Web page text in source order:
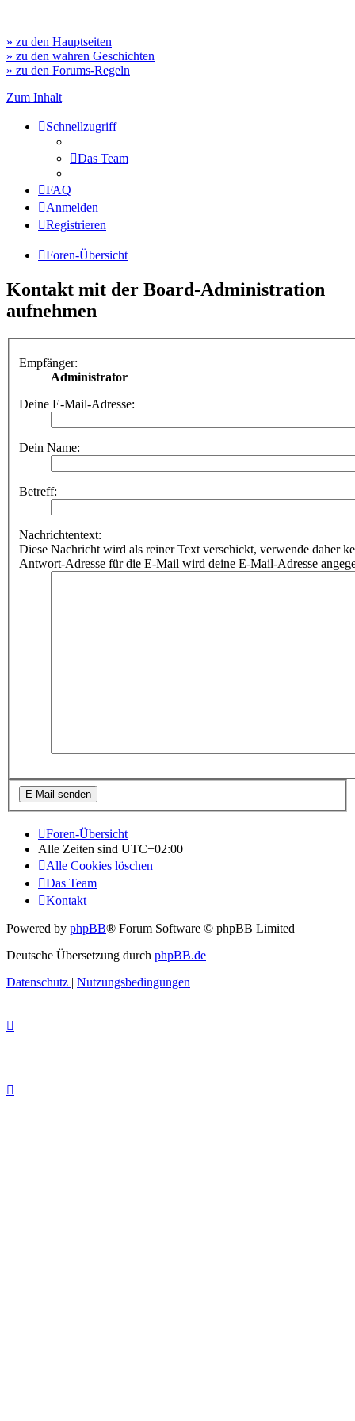
» zu den Hauptseiten
» zu den wahren Geschichten
» zu den Forums-Regeln
Zum Inhalt
Schnellzugriff
Das Team
FAQ
Anmelden
Registrieren
Foren-Übersicht
Kontakt mit der Board-Administration
aufnehmen
Empfänger:
Administrator
Deine E-Mail-Adresse:
Dein Name:
Betreff:
Nachrichtentext:
Diese Nachricht wird als reiner Text verschickt, verwende daher
Antwort-Adresse für die E-Mail wird deine E-Mail-Adresse
Foren-Übersicht
Alle Zeiten sind UTC+02:00
Alle Cookies löschen
Das Team
Kontakt
Powered by phpBB® Forum Software © phpBB Limited
Deutsche Übersetzung durch phpBB.de
Datenschutz | Nutzungsbedingungen